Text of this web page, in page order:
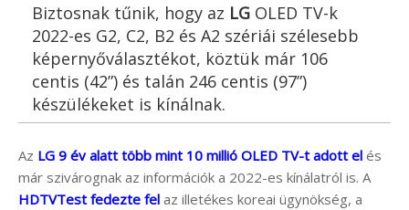
Biztosnak tűnik, hogy az LG OLED TV-k
2022-es G2, C2, B2 és A2 szériái szélesebb
képernyőválasztékot, köztük már 106
centis (42”) és talán 246 centis (97”)
készülékeket is kínálnak.
Az LG 9 év alatt több mint 10 millió OLED TV-t adott el és
már szivárognak az információk a 2022-es kínálatról is. A
HDTVTest fedezte fel az illetékes koreai ügynökség, a